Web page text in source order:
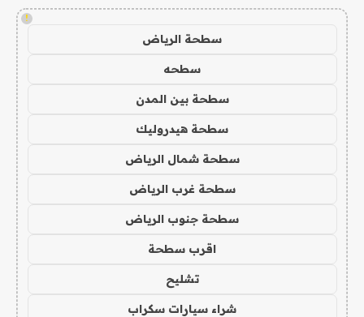
!
سطحة الرياض
سطحه
سطحة بين المدن
سطحة هيدروليك
سطحة شمال الرياض
سطحة غرب الرياض
سطحة جنوب الرياض
اقرب سطحة
تشليح
شراء سيارات سكراب